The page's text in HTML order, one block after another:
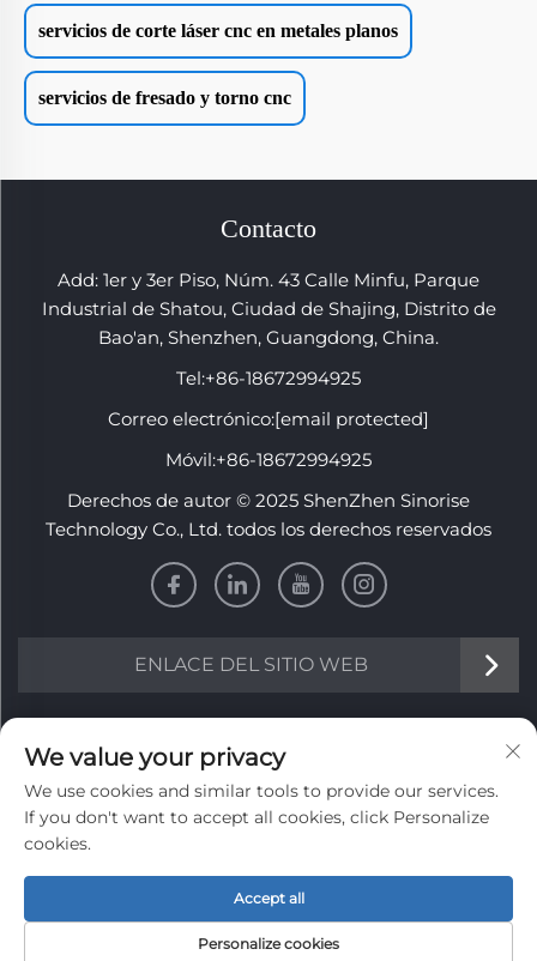
servicios de corte láser cnc en metales planos
servicios de fresado y torno cnc
Contacto
Add: 1er y 3er Piso, Núm. 43 Calle Minfu, Parque
Industrial de Shatou, Ciudad de Shajing, Distrito de
Bao'an, Shenzhen, Guangdong, China.
Tel:+86-18672994925
Correo electrónico:[email protected]
Móvil:+86-18672994925
Derechos de autor © 2025 ShenZhen Sinorise
Technology Co., Ltd. todos los derechos reservados
ENLACE DEL SITIO WEB
INFORMACIÓN
Regístrate para recibir nuestro boletín semanal
Enviar
We value your privacy
We use cookies and similar tools to provide our services.
If you don't want to accept all cookies, click Personalize
cookies.
Personalize cookies
Accept all